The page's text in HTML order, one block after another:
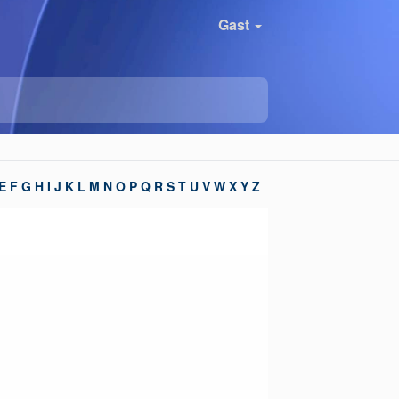
Gast
E F G H I J K L M N O P Q R S T U V W X Y Z